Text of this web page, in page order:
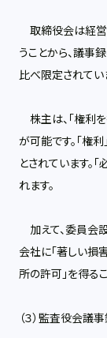
取締役会は経営
うことから、議事
比べ限定されてい
株主は、「権利
が可能です。「権
とされています。
れます。
加えて、委員会
会社に「著しい損
所の許可」を得る
（３）監査役会議